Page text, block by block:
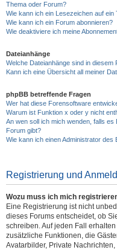
Thema oder Forum?
Wie kann ich ein Lesezeichen auf
Wie kann ich ein Forum abonnieren?
Wie deaktiviere ich meine
Dateianhänge
Welche Dateianhänge sind in diesem
Kann ich eine Übersicht all meiner
phpBB betreffende Fragen
Wer hat diese Forensoftware
Warum ist Funktion x oder y nicht
An wen soll ich mich wenden, falls
Forum gibt?
Wie kann ich einen Administrator des
Registrierung und
Wozu muss ich mich
Eine Registrierung ist nicht
dieses Forums entscheidet, ob
schreiben. Auf jeden Fall
zusätzliche Funktionen, die
Avatarbilder, Private